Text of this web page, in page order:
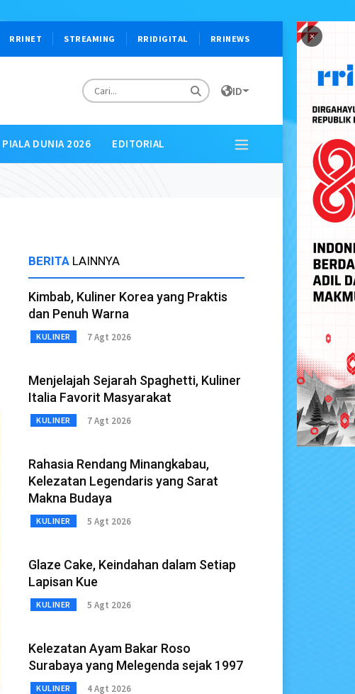
×
RRINET STREAMING RRIDIGITAL RRINEWS
ID
PIALA DUNIA 2026 EDITORIAL
BERITA LAINNYA
Kimbab, Kuliner Korea yang Praktis
dan Penuh Warna
KULINER 7 Agt 2026
Menjelajah Sejarah Spaghetti, Kuliner
Italia Favorit Masyarakat
KULINER 7 Agt 2026
Rahasia Rendang Minangkabau,
Kelezatan Legendaris yang Sarat
Makna Budaya
KULINER 5 Agt 2026
Glaze Cake, Keindahan dalam Setiap
Lapisan Kue
KULINER 5 Agt 2026
Kelezatan Ayam Bakar Roso
Surabaya yang Melegenda sejak 1997
KULINER 4 Agt 2026